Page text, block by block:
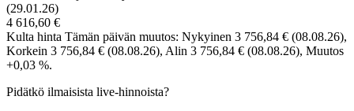
(29.01.26)
4 616,60 €
Kulta hinta Tämän päivän muutos: Nykyinen 3 756,84 € (08.08.26),
Korkein 3 756,84 € (08.08.26), Alin 3 756,84 € (08.08.26), Muutos
+0,03 %.
Pidätkö ilmaisista live-hinnoista?